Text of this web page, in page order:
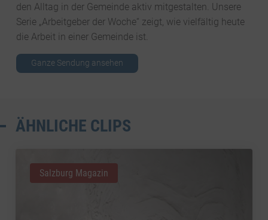
den Alltag in der Gemeinde aktiv mitgestalten. Unsere
Serie „Arbeitgeber der Woche“ zeigt, wie vielfältig heute
die Arbeit in einer Gemeinde ist.
Ganze Sendung ansehen
ÄHNLICHE CLIPS
Salzburg Magazin